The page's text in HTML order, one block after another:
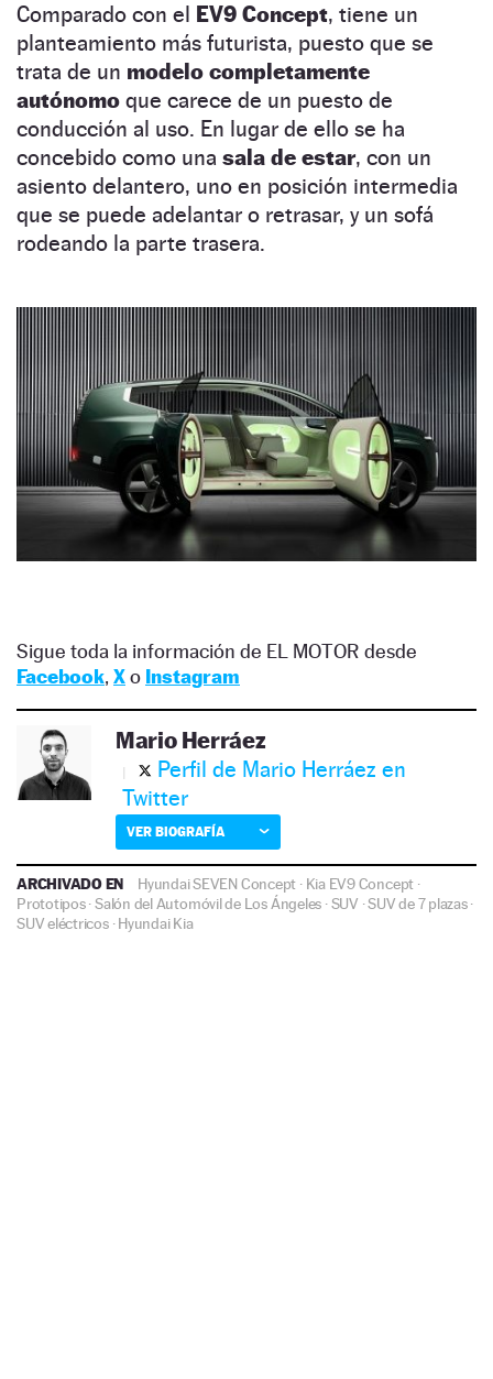
Comparado con el EV9 Concept, tiene un
planteamiento más futurista, puesto que se
trata de un modelo completamente
autónomo que carece de un puesto de
conducción al uso. En lugar de ello se ha
concebido como una sala de estar, con un
asiento delantero, uno en posición intermedia
que se puede adelantar o retrasar, y un sofá
rodeando la parte trasera.
Sigue toda la información de EL MOTOR desde
Facebook, Xo Instagram
Mario Herráez
Perfil de Mario Herráez en
Twitter
VER BIOGRAFÍA
ARCHIVADO EN Hyundai SEVEN Concept · Kia EV9 Concept ·
Prototipos·Salón del Automóvil de Los Ángeles ·SUV ·SUV de 7 plazas·
SUV eléctricos·Hyundai Kia